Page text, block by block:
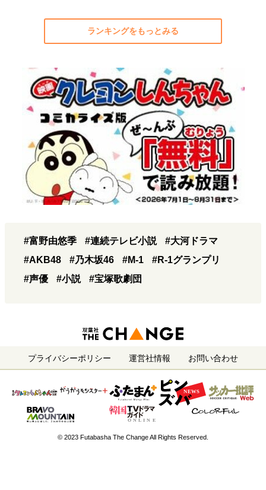
ランキングをもっとみる
#富野由悠季 #連続テレビ小説
#大河ドラマ
#AKB48
#乃木坂46 #M-1
#R-1グランプリ
#声優
#小説 #宝塚歌劇団
プライバシーポリシー 運営社情報 お問い合わせ
© 2023 Futabasha The Change All Rights Reserved.